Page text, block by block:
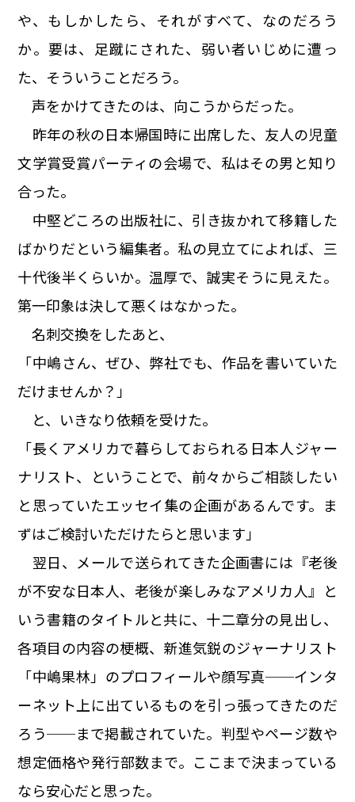
や、もしかしたら、それがすべて、なのだろう
か。要は、足蹴にされた、弱い者いじめに遭っ
た、そういうことだろう。
声をかけてきたのは、向こうからだった。
昨年の秋の日本帰国時に出席した、友人の児童
文学賞受賞パーティの会場で、私はその男と知り
合った。
中堅どころの出版社に、引き抜かれて移籍した
ばかりだという編集者。私の見立てによれば、三
十代後半くらいか。温厚で、誠実そうに見えた。
第一印象は決して悪くはなかった。
名刺交換をしたあと、
「中嶋さん、ぜひ、弊社でも、作品を書いていた
だけませんか？」
と、いきなり依頼を受けた。
「長くアメリカで暮らしておられる日本人ジャー
ナリスト、ということで、前々からご相談したい
と思っていたエッセイ集の企画があるんです。ま
ずはご検討いただけたらと思います」
翌日、メールで送られてきた企画書には『老後
が不安な日本人、老後が楽しみなアメリカ人』と
いう書籍のタイトルと共に、十二章分の見出し、
各項目の内容の梗概、新進気鋭のジャーナリスト
「中嶋果林」のプロフィールや顔写真──インタ
ーネット上に出ているものを引っ張ってきたのだ
ろう──まで掲載されていた。判型やページ数や
想定価格や発行部数まで。ここまで決まっている
なら安心だと思った。